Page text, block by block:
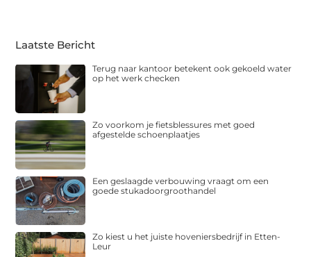
Laatste Bericht
Terug naar kantoor betekent ook gekoeld water
op het werk checken
Zo voorkom je fietsblessures met goed
afgestelde schoenplaatjes
Een geslaagde verbouwing vraagt om een
goede stukadoorgroothandel
Zo kiest u het juiste hoveniersbedrijf in Etten-
Leur